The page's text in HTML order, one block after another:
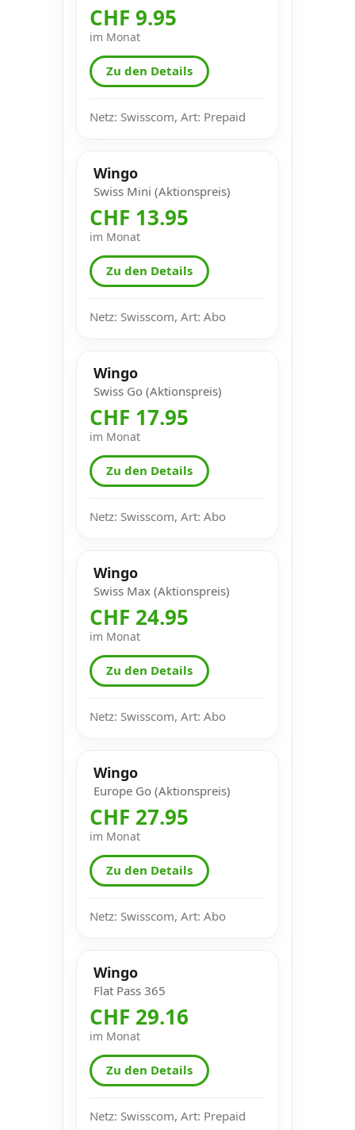
CHF 9.95
im Monat
Zu den Details
Netz: Swisscom, Art: Prepaid
Wingo
Swiss Mini (Aktionspreis)
CHF 13.95
im Monat
Zu den Details
Netz: Swisscom, Art: Abo
Wingo
Swiss Go (Aktionspreis)
CHF 17.95
im Monat
Zu den Details
Netz: Swisscom, Art: Abo
Wingo
Swiss Max (Aktionspreis)
CHF 24.95
im Monat
Zu den Details
Netz: Swisscom, Art: Abo
Wingo
Europe Go (Aktionspreis)
CHF 27.95
im Monat
Zu den Details
Netz: Swisscom, Art: Abo
Wingo
Flat Pass 365
CHF 29.16
im Monat
Zu den Details
Netz: Swisscom, Art: Prepaid